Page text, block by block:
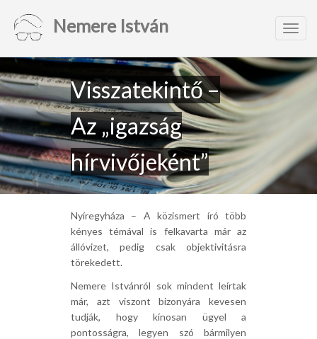
Nemere István
Visszatekintő –
Az „igazság
hírvivőjeként”
Nyíregyháza – A közismert író több
kényes témával is felkavarta már az
állóvizet, pedig csak objektivitásra
törekedett.
Nemere Istvánról sok mindent leírtak
már, azt viszont bizonyára kevesen
tudják, hogy kínosan ügyel a
pontosságra, legyen szó bármilyen